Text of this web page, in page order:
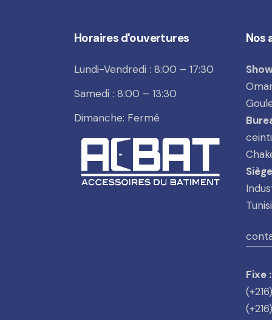
Horaires d'ouvertures
Lundi-Vendredi : 8:00 – 17:30
Samedi : 8:00 – 13:30
Dimanche: Fermé
Nos
Fixe :